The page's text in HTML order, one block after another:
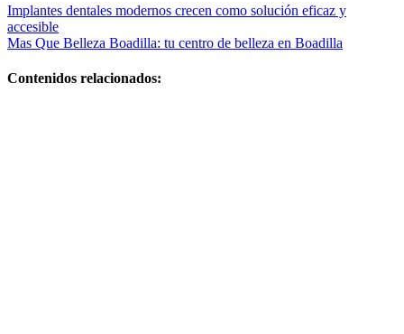
Navegación
de
Implantes dentales modernos crecen como solución eficaz y
accesible
Mas Que Belleza Boadilla: tu centro de belleza en Boadilla
Contenidos relacionados: